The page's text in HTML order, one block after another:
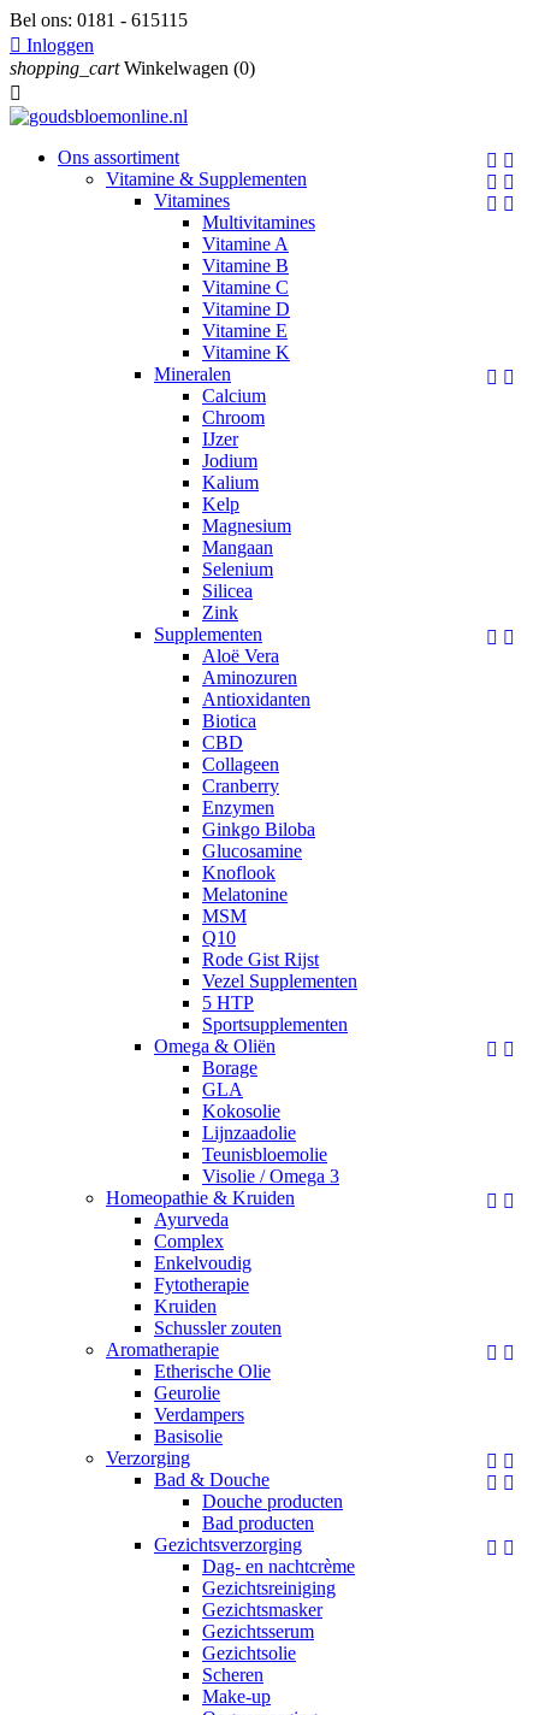
Bel ons: 0181 - 615115
 Inloggen
shopping_cart Winkelwagen (0)

 
Ons assortiment
 
Vitamine & Supplementen
 
Vitamines
Multivitamines
Vitamine A
Vitamine B
Vitamine C
Vitamine D
Vitamine E
Vitamine K
 
Mineralen
Calcium
Chroom
IJzer
Jodium
Kalium
Kelp
Magnesium
Mangaan
Selenium
Silicea
Zink
 
Supplementen
Aloë Vera
Aminozuren
Antioxidanten
Biotica
CBD
Collageen
Cranberry
Enzymen
Ginkgo Biloba
Glucosamine
Knoflook
Melatonine
MSM
Q10
Rode Gist Rijst
Vezel Supplementen
5 HTP
Sportsupplementen
 
Omega & Oliën
Borage
GLA
Kokosolie
Lijnzaadolie
Teunisbloemolie
Visolie / Omega 3
 
Homeopathie & Kruiden
Ayurveda
Complex
Enkelvoudig
Fytotherapie
Kruiden
Schussler zouten
 
Aromatherapie
Etherische Olie
Geurolie
Verdampers
Basisolie
 
Verzorging
 
Bad & Douche
Douche producten
Bad producten
 
Gezichtsverzorging
Dag- en nachtcrème
Gezichtsreiniging
Gezichtsmasker
Gezichtsserum
Gezichtsolie
Scheren
Make-up